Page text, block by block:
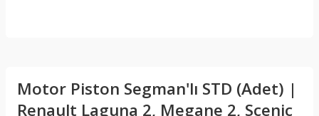
Motor Piston Segman'lı STD (Adet) |
Renault Laguna 2, Megane 2, Scenic